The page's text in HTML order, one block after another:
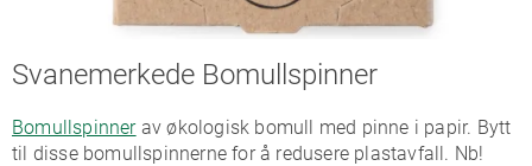
Svanemerkede Bomullspinner
Bomullspinnerav økologisk bomull med pinne i papir. Bytt
til disse bomullspinnerne for å redusere plastavfall. Nb!